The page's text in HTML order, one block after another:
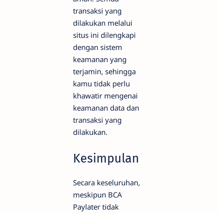
transaksi yang
dilakukan melalui
situs ini dilengkapi
dengan sistem
keamanan yang
terjamin, sehingga
kamu tidak perlu
khawatir mengenai
keamanan data dan
transaksi yang
dilakukan.
Kesimpulan
Secara keseluruhan,
meskipun BCA
Paylater tidak